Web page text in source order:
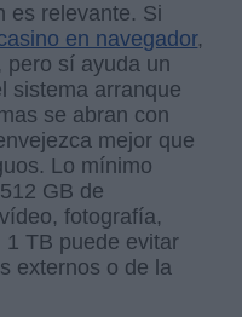
es relevante. Si
en navegador,
pero sí ayuda un
sistema arranque
se abran con
mejor que
Lo mínimo
GB de
fotografía,
TB puede evitar
externos o de la